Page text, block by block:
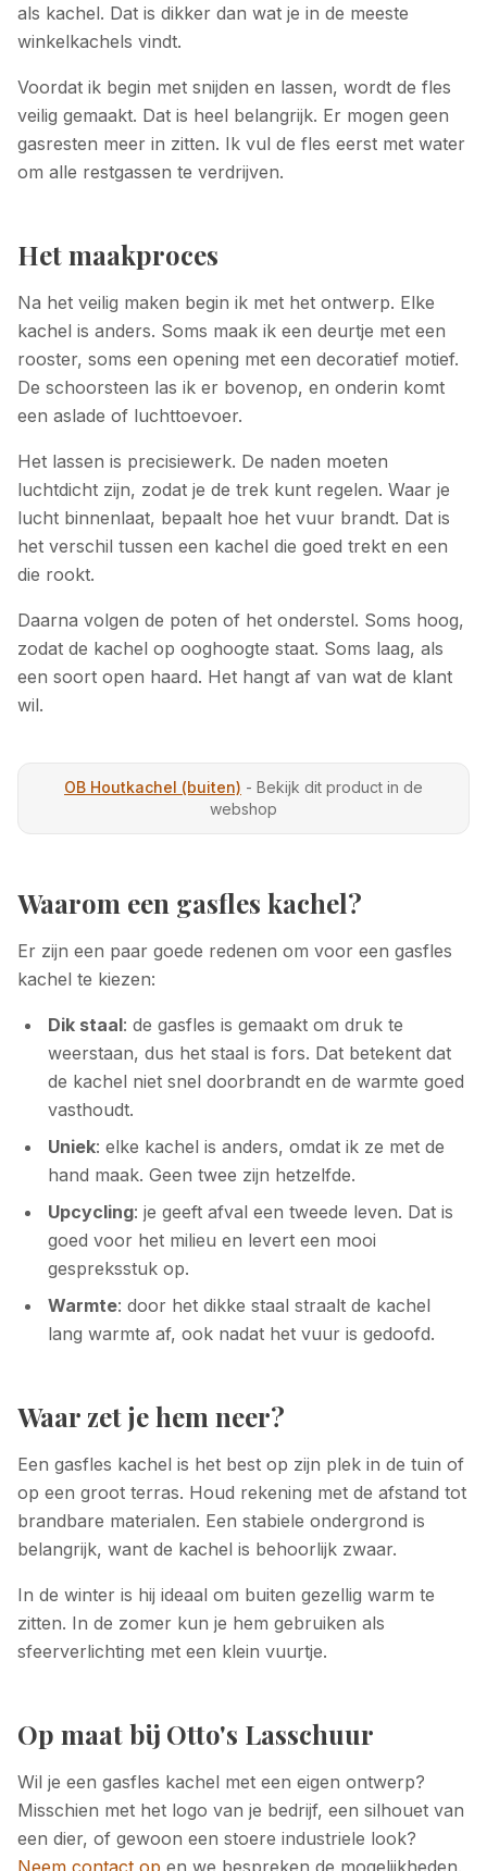
als kachel. Dat is dikker dan wat je in de meeste
winkelkachels vindt.
Voordat ik begin met snijden en lassen, wordt de fles
veilig gemaakt. Dat is heel belangrijk. Er mogen geen
gasresten meer in zitten. Ik vul de fles eerst met water
om alle restgassen te verdrijven.
Het maakproces
Na het veilig maken begin ik met het ontwerp. Elke
kachel is anders. Soms maak ik een deurtje met een
rooster, soms een opening met een decoratief motief.
De schoorsteen las ik er bovenop, en onderin komt
een aslade of luchttoevoer.
Het lassen is precisiewerk. De naden moeten
luchtdicht zijn, zodat je de trek kunt regelen. Waar je
lucht binnenlaat, bepaalt hoe het vuur brandt. Dat is
het verschil tussen een kachel die goed trekt en een
die rookt.
Daarna volgen de poten of het onderstel. Soms hoog,
zodat de kachel op ooghoogte staat. Soms laag, als
een soort open haard. Het hangt af van wat de klant
wil.
OB Houtkachel (buiten) - Bekijk dit product in de
webshop
Waarom een gasfles kachel?
Er zijn een paar goede redenen om voor een gasfles
kachel te kiezen:
Dik staal: de gasfles is gemaakt om druk te
weerstaan, dus het staal is fors. Dat betekent dat
de kachel niet snel doorbrandt en de warmte goed
vasthoudt.
Uniek: elke kachel is anders, omdat ik ze met de
hand maak. Geen twee zijn hetzelfde.
Upcycling: je geeft afval een tweede leven. Dat is
goed voor het milieu en levert een mooi
gespreksstuk op.
Warmte: door het dikke staal straalt de kachel
lang warmte af, ook nadat het vuur is gedoofd.
Waar zet je hem neer?
Een gasfles kachel is het best op zijn plek in de tuin of
op een groot terras. Houd rekening met de afstand tot
brandbare materialen. Een stabiele ondergrond is
belangrijk, want de kachel is behoorlijk zwaar.
In de winter is hij ideaal om buiten gezellig warm te
zitten. In de zomer kun je hem gebruiken als
sfeerverlichting met een klein vuurtje.
Op maat bij Otto's Lasschuur
Wil je een gasfles kachel met een eigen ontwerp?
Misschien met het logo van je bedrijf, een silhouet van
een dier, of gewoon een stoere industriele look?
Neem contact op en we bespreken de mogelijkheden.